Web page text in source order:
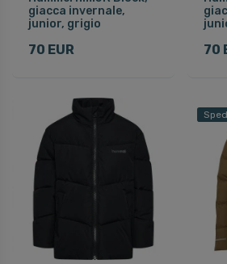
giacca invernale,
junior, grigio
70 EUR 70